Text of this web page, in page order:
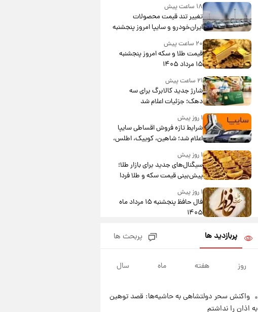
۱۸ ساعت پیش
تغییر تند قیمت محصولات
ایران‌خودرو و سایپا امروز پنجشنبه
۲۰ ساعت پیش
قیمت طلا و سکه امروز پنجشنبه
۱۵ مرداد ۱۴۰۵
۲۱ ساعت پیش
شارژ جدید کالابرگ برای سه
دهک؛ جزئیات اعلام شد
۱ روز پیش
شرایط تازه فروش اقساطی سایپا
اعلام شد؛ شاهین، کوییک، اطلس،
سهند و ساینا با اقساط بلندمدت +
جدول۱ روز پیش
سیگنال‌های جدید برای بازار طلا؛
پیش‌بینی قیمت سکه و طلا فردا
۱ روز پیش
فال حافظ پنجشنبه ۱۵ مرداد ماه
۱۴۰۵
فال قهوه روزانه پنجشنبه ۱۵ مرداد
ماه ۱۴۰۵
۱ روز پیش
پربازدید ها پربحث ها
روز هفته ماه سال
واکنش سحر دولتشاهی به حاشیه‌ها: قصد توهین
به اذان را نداشتم